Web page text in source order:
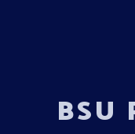
BSU